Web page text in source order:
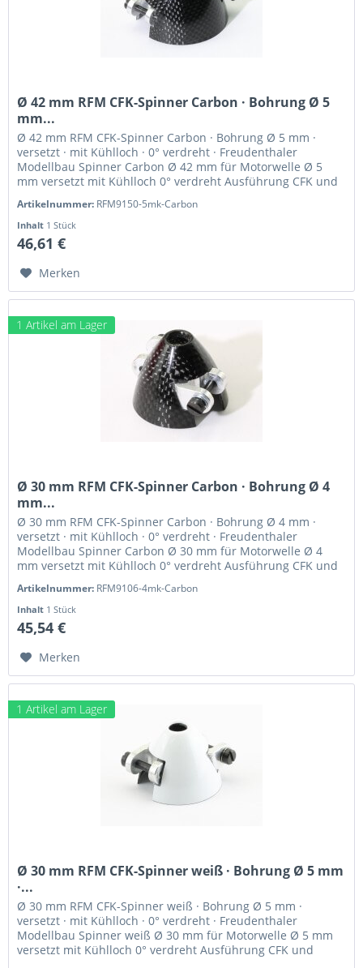
Ø 42 mm RFM CFK-Spinner Carbon · Bohrung Ø 5
mm...
Ø 42 mm RFM CFK-Spinner Carbon · Bohrung Ø 5 mm ·
versetzt · mit Kühlloch · 0° verdreht · Freudenthaler
Modellbau Spinner Carbon Ø 42 mm für Motorwelle Ø 5
mm versetzt mit Kühlloch 0° verdreht Ausführung CFK und
Artikelnummer: RFM9150-5mk-Carbon
Inhalt 1 Stück
46,61 €
Merken
1 Artikel am Lager
Ø 30 mm RFM CFK-Spinner Carbon · Bohrung Ø 4
mm...
Ø 30 mm RFM CFK-Spinner Carbon · Bohrung Ø 4 mm ·
versetzt · mit Kühlloch · 0° verdreht · Freudenthaler
Modellbau Spinner Carbon Ø 30 mm für Motorwelle Ø 4
mm versetzt mit Kühlloch 0° verdreht Ausführung CFK und
Artikelnummer: RFM9106-4mk-Carbon
Inhalt 1 Stück
45,54 €
Merken
1 Artikel am Lager
Ø 30 mm RFM CFK-Spinner weiß · Bohrung Ø 5 mm
·...
Ø 30 mm RFM CFK-Spinner weiß · Bohrung Ø 5 mm ·
versetzt · mit Kühlloch · 0° verdreht · Freudenthaler
Modellbau Spinner weiß Ø 30 mm für Motorwelle Ø 5 mm
versetzt mit Kühlloch 0° verdreht Ausführung CFK und